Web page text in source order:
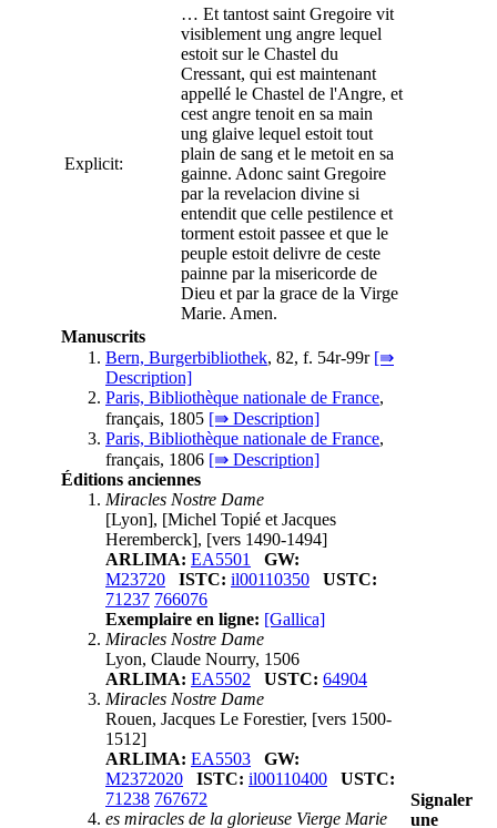
Explicit:
… Et tantost saint Gregoire vit
visiblement ung angre lequel
estoit sur le Chastel du
Cressant, qui est maintenant
appellé le Chastel de l'Angre, et
cest angre tenoit en sa main
ung glaive lequel estoit tout
plain de sang et le metoit en sa
gainne. Adonc saint Gregoire
par la revelacion divine si
entendit que celle pestilence et
torment estoit passee et que le
peuple estoit delivre de ceste
painne par la misericorde de
Dieu et par la grace de la Virge
Marie. Amen.
Manuscrits
Bern, Burgerbibliothek, 82, f. 54r-99r [⇛
Description]
Paris, Bibliothèque nationale de France,
français, 1805 [⇛ Description]
Paris, Bibliothèque nationale de France,
français, 1806 [⇛ Description]
Éditions anciennes
Miracles Nostre Dame
[Lyon], [Michel Topié et Jacques
Heremberck], [vers 1490-1494]
ARLIMA: EA5501
GW:
M23720
ISTC: il00110350
USTC:
71237 766076
Exemplaire en ligne: [Gallica]
Miracles Nostre Dame
Lyon, Claude Nourry, 1506
ARLIMA: EA5502 USTC: 64904
Miracles Nostre Dame
Rouen, Jacques Le Forestier, [vers 1500-
1512]
ARLIMA: EA5503
GW:
M2372020
ISTC: il00110400
USTC:
71238 767672
es miracles de la glorieuse Vierge Marie
Signaler
une